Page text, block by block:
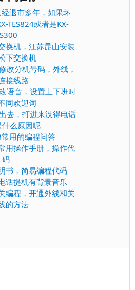
退市多年，如果坏
TES824或者是KX-
换机，江苏昆山安装
下交换机
改分机号码，外线，
接线路
语音，设置上下班时
同欢迎词
去，打进来没得电话
么原因呢
用的编程问答
用操作手册，操作代
码
书，简易编程代码
话提机有背景音乐
编程，开通外线和关
的方法